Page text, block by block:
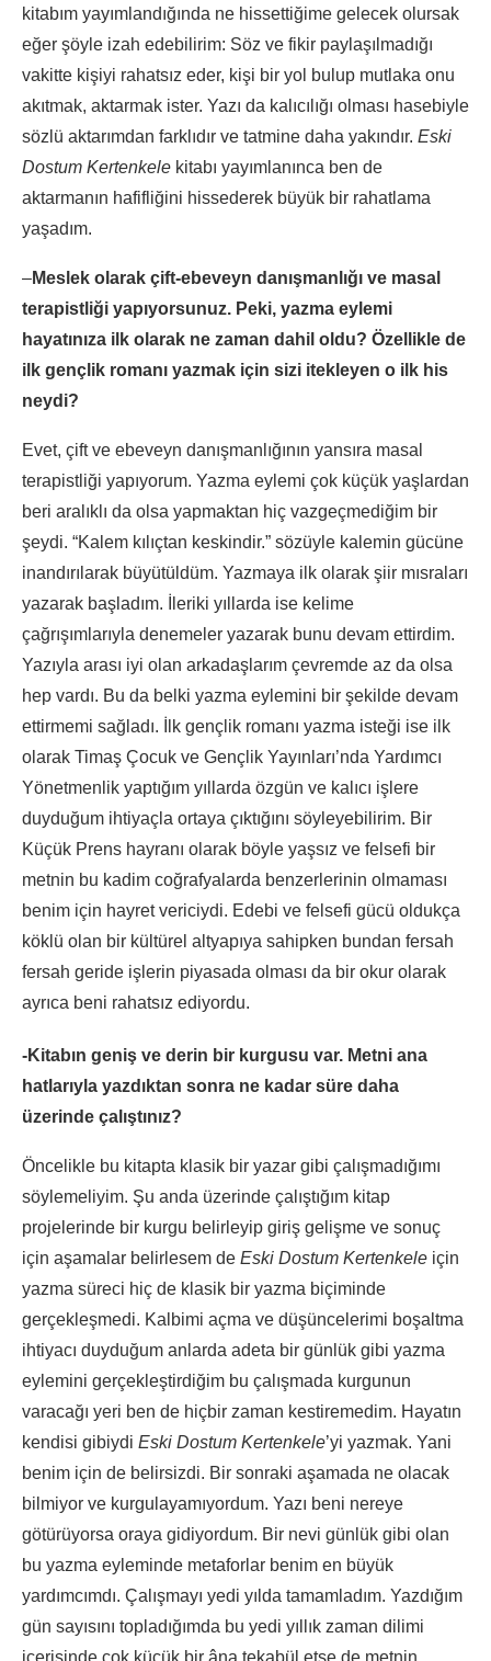
kitabım yayımlandığında ne hissettiğime gelecek olursak
eğer şöyle izah edebilirim: Söz ve fikir paylaşılmadığı
vakitte kişiyi rahatsız eder, kişi bir yol bulup mutlaka onu
akıtmak, aktarmak ister. Yazı da kalıcılığı olması hasebiyle
sözlü aktarımdan farklıdır ve tatmine daha yakındır. Eski
Dostum Kertenkele kitabı yayımlanınca ben de
aktarmanın hafifliğini hissederek büyük bir rahatlama
yaşadım.
–Meslek olarak çift-ebeveyn danışmanlığı ve masal
terapistliği yapıyorsunuz. Peki, yazma eylemi
hayatınıza ilk olarak ne zaman dahil oldu? Özellikle de
ilk gençlik romanı yazmak için sizi itekleyen o ilk his
neydi?
Evet, çift ve ebeveyn danışmanlığının yansıra masal
terapistliği yapıyorum. Yazma eylemi çok küçük yaşlardan
beri aralıklı da olsa yapmaktan hiç vazgeçmediğim bir
şeydi. “Kalem kılıçtan keskindir.” sözüyle kalemin gücüne
inandırılarak büyütüldüm. Yazmaya ilk olarak şiir mısraları
yazarak başladım. İleriki yıllarda ise kelime
çağrışımlarıyla denemeler yazarak bunu devam ettirdim.
Yazıyla arası iyi olan arkadaşlarım çevremde az da olsa
hep vardı. Bu da belki yazma eylemini bir şekilde devam
ettirmemi sağladı. İlk gençlik romanı yazma isteği ise ilk
olarak Timaş Çocuk ve Gençlik Yayınları’nda Yardımcı
Yönetmenlik yaptığım yıllarda özgün ve kalıcı işlere
duyduğum ihtiyaçla ortaya çıktığını söyleyebilirim. Bir
Küçük Prens hayranı olarak böyle yaşsız ve felsefi bir
metnin bu kadim coğrafyalarda benzerlerinin olmaması
benim için hayret vericiydi. Edebi ve felsefi gücü oldukça
köklü olan bir kültürel altyapıya sahipken bundan fersah
fersah geride işlerin piyasada olması da bir okur olarak
ayrıca beni rahatsız ediyordu.
-Kitabın geniş ve derin bir kurgusu var. Metni ana
hatlarıyla yazdıktan sonra ne kadar süre daha
üzerinde çalıştınız?
Öncelikle bu kitapta klasik bir yazar gibi çalışmadığımı
söylemeliyim. Şu anda üzerinde çalıştığım kitap
projelerinde bir kurgu belirleyip giriş gelişme ve sonuç
için aşamalar belirlesem de Eski Dostum Kertenkele için
yazma süreci hiç de klasik bir yazma biçiminde
gerçekleşmedi. Kalbimi açma ve düşüncelerimi boşaltma
ihtiyacı duyduğum anlarda adeta bir günlük gibi yazma
eylemini gerçekleştirdiğim bu çalışmada kurgunun
varacağı yeri ben de hiçbir zaman kestiremedim. Hayatın
kendisi gibiydi Eski Dostum Kertenkele’yi yazmak. Yani
benim için de belirsizdi. Bir sonraki aşamada ne olacak
bilmiyor ve kurgulayamıyordum. Yazı beni nereye
götürüyorsa oraya gidiyordum. Bir nevi günlük gibi olan
bu yazma eyleminde metaforlar benim en büyük
yardımcımdı. Çalışmayı yedi yılda tamamladım. Yazdığım
gün sayısını topladığımda bu yedi yıllık zaman dilimi
içerisinde çok küçük bir âna tekabül etse de metnin